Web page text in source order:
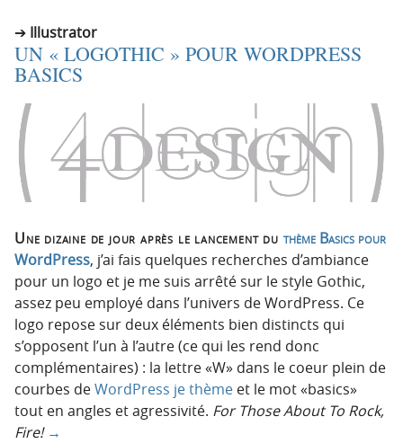
Illustrator
UN « LOGOTHIC » POUR WORDPRESS
BASICS
Une dizaine de jour après le lancement du thème Basics pour
WordPress, j’ai fais quelques recherches d’ambiance
pour un logo et je me suis arrêté sur le style Gothic,
assez peu employé dans l’univers de WordPress. Ce
logo repose sur deux éléments bien distincts qui
s’opposent l’un à l’autre (ce qui les rend donc
complémentaires) : la lettre «W» dans le coeur plein de
courbes deWordPress je thème et le mot «basics»
tout en angles et agressivité. For Those About To Rock,
Fire! →